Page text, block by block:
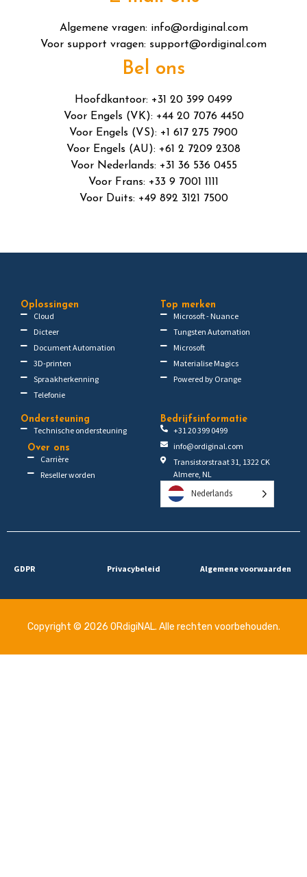
Algemene vragen: info@ordiginal.com
Voor support vragen: support@ordiginal.com
Bel ons
Hoofdkantoor: +31 20 399 0499
Voor Engels (VK): +44 20 7076 4450
Voor Engels (VS): +1 617 275 7900
Voor Engels (AU): +61 2 7209 2308
Voor Nederlands: +31 36 536 0455
Voor Frans: +33 9 7001 1111
Voor Duits: +49 892 3121 7500
Oplossingen
Cloud
Dicteer
Document Automation
3D-printen
Spraakherkenning
Telefonie
Top merken
Microsoft - Nuance
Tungsten Automation
Microsoft
Materialise Magics
Powered by Orange
Ondersteuning
Technische ondersteuning
Over ons
Carrière
Reseller worden
Bedrijfsinformatie
+31 20 399 0499
info@ordiginal.com
Transistorstraat 31, 1322 CK
Almere, NL
Nederlands
GDPR Privacybeleid Algemene voorwaarden
Copyright © 2026 ORdigiNAL. Alle rechten voorbehouden.